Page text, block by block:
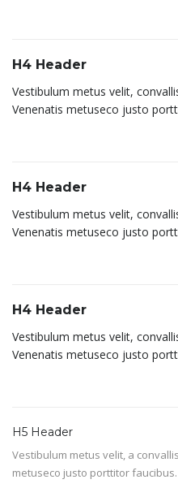
H4 Header
Vestibulum metus velit,
Venenatis metuseco justo
H4 Header
Vestibulum metus velit,
Venenatis metuseco justo
H4 Header
Vestibulum metus velit,
Venenatis metuseco justo
H5 Header
Vestibulum metus velit, a
metuseco justo porttitor